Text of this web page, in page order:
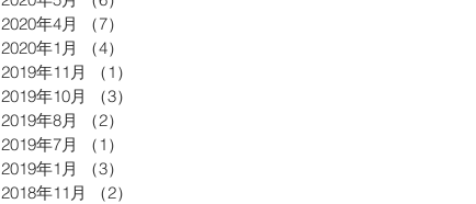
2020年4月
（7）
2020年1月
（4）
2019年11月
（1）
2019年10月
（3）
2019年8月
（2）
2019年7月
（1）
2019年1月
（3）
2018年11月
（2）